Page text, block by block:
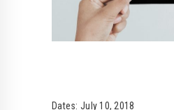
Dates: July 10, 2018